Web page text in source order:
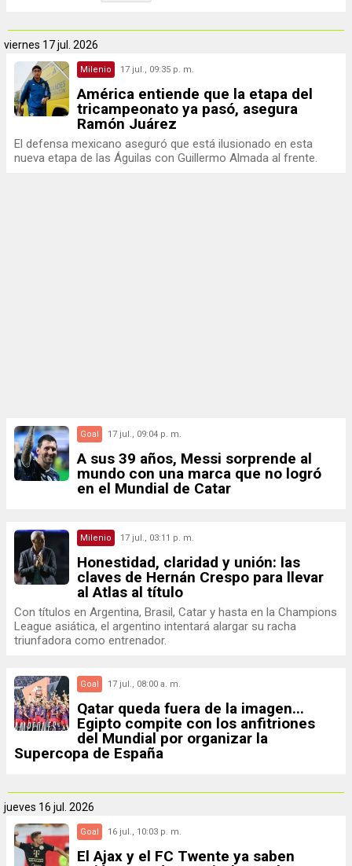
viernes 17 jul. 2026
Milenio 17 jul., 09:35 p. m.
América entiende que la etapa del
tricampeonato ya pasó, asegura
Ramón Juárez
El defensa mexicano aseguró que está ilusionado en esta
nueva etapa de las Águilas con Guillermo Almada al frente.
Goal 17 jul., 09:04 p. m.
A sus 39 años, Messi sorprende al
mundo con una marca que no logró
en el Mundial de Catar
Milenio 17 jul., 03:11 p. m.
Honestidad, claridad y unión: las
claves de Hernán Crespo para llevar
al Atlas al título
Con títulos en Argentina, Brasil, Catar y hasta en la Champions
League asiática, el argentino intentará alargar su racha
triunfadora como entrenador.
Goal 17 jul., 08:00 a. m.
Qatar queda fuera de la imagen...
Egipto compite con los anfitriones
del Mundial por organizar la
Supercopa de España
jueves 16 jul. 2026
Goal 16 jul., 10:03 p. m.
El Ajax y el FC Twente ya saben